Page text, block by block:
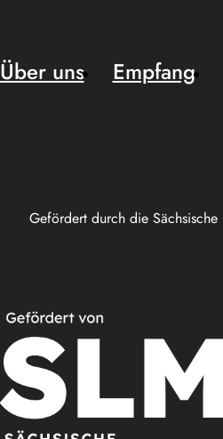
Gefördert durch die
Über uns Empfang